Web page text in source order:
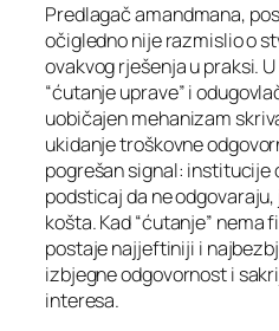
Predlagač amandmana,
očigledno nije razmislio o
ovakvog rješenja u praksi.
“ćutanje uprave” i
uobičajen mehanizam
ukidanje troškovne
pogrešan signal: institucije
podsticaj da ne
košta. Kad “ćutanje” nema
postaje najjeftiniji i
izbjegne odgovornost i
interesa.